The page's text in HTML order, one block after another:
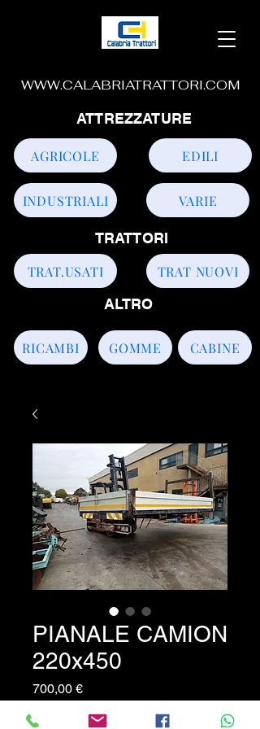
WWW.CALABRIATRATTORI.COM
TRAT.USATI TRAT NUOVI
INDUSTRIALI
AGRICOLE EDILI
VARIE
CABINE
GOMME
RICAMBI
ATTREZZATURE
TRATTORI
ALTRO
PIANALE CAMION
220x450
700,00 €Prezzo
Pianale per autocarro da